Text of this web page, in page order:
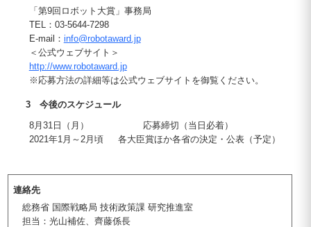
「第9回ロボット大賞」事務局
TEL：03-5644-7298
E-mail： info@robotaward.jp
＜公式ウェブサイト＞
http://www.robotaward.jp
※応募方法の詳細等は公式ウェブサイトを御覧ください。
3 今後のスケジュール
8月31日（月） 応募締切（当日必着）
2021年1月～2月頃 各大臣賞ほか各省の決定・公表（予定）
連絡先
総務省 国際戦略局 技術政策課 研究推進室
担当：光山補佐、齊藤係長